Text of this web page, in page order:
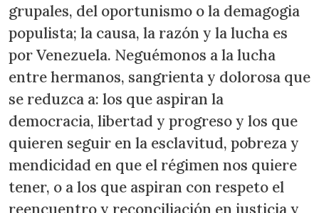
grupales, del oportunismo o la demagogia
populista; la causa, la razón y la lucha es
por Venezuela. Neguémonos a la lucha
entre hermanos, sangrienta y dolorosa que
se reduzca a: los que aspiran la
democracia, libertad y progreso y los que
quieren seguir en la esclavitud, pobreza y
mendicidad en que el régimen nos quiere
tener, o a los que aspiran con respeto el